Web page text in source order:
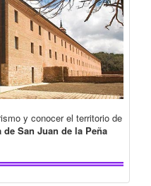
y conocer el territorio de
de San Juan de la Peña